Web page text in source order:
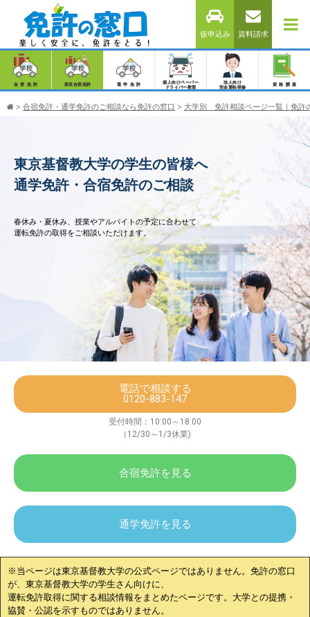
仮申込み 資料請求
合宿免許 東京合宿免許 通学免許
個人向けペーパー
ドライバー教習
法人向け
安全運転研修
資格講座
> 合宿免許・通学免許のご相談なら免許の窓口 > 大学別 免許相談ページ一覧｜免許
東京基督教大学の学生の皆様へ
通学免許・合宿免許のご相談
春休み・夏休み、授業やアルバイトの予定に合わせて
運転免許の取得をご相談いただけます。
電話で相談する
0120-883-147
受付時間：10:00～18:00
（12/30～1/3休業)
合宿免許を見る
通学免許を見る
※当ページは東京基督教大学の公式ページではありません。免許の窓口
が、 東京基督教大学の学生さん向けに、
運転免許取得に関する相談情報をまとめたページです。大学との提携・
協賛・公認を示すものではありません。